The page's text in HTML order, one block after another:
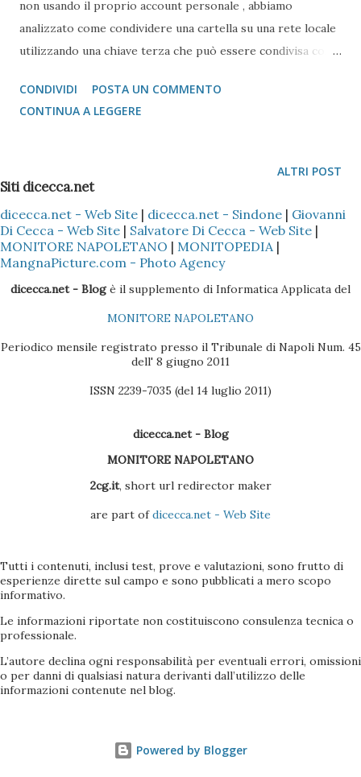
non usando il proprio account personale , abbiamo
analizzato come condividere una cartella su una rete locale
utilizzando una chiave terza che può essere condivisa con
E' ovvio che da molti anni a questa parte, da quando le line
DSL (Asimmetriche o meno) hanno consentito di poter
CONDIVIDI
POSTA UN COMMENTO
CONTINUA A LEGGERE
ALTRI POST
Siti dicecca.net
dicecca.net - Web Site | dicecca.net - Sindone | Giovanni
Di Cecca - Web Site | Salvatore Di Cecca - Web Site |
MONITORE NAPOLETANO | MONITOPEDIA |
MangnaPicture.com - Photo Agency
dicecca.net - Blogè il supplemento di Informatica Applicata del
MONITORE NAPOLETANO
Periodico mensile registrato presso il Tribunale di Napoli Num. 45
dell' 8 giugno 2011
ISSN 2239-7035 (del 14 luglio 2011)
dicecca.net - Blog
MONITORE NAPOLETANO
2cg.it, short url redirector maker
are part ofdicecca.net - Web Site
Tutti i contenuti, inclusi test, prove e valutazioni, sono frutto di
esperienze dirette sul campo e sono pubblicati a mero scopo
informativo.
Le informazioni riportate non costituiscono consulenza tecnica o
professionale.
L’autore declina ogni responsabilità per eventuali errori, omissioni
o per danni di qualsiasi natura derivanti dall’utilizzo delle
informazioni contenute nel blog.
Powered by Blogger